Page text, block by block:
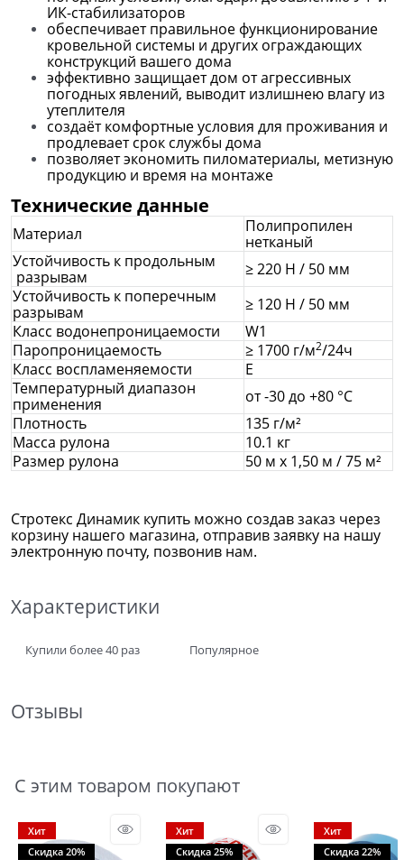
ИК-стабилизаторов
обеспечивает правильное функционирование
кровельной системы и других ограждающих
конструкций вашего дома
эффективно защищает дом от агрессивных
погодных явлений, выводит излишнею влагу из
утеплителя
создаёт комфортные условия для проживания и
продлевает срок службы дома
позволяет экономить пиломатериалы, метизную
продукцию и время на монтаже
Технические данные
Материал
Полипропилен
нетканый
Устойчивость к продольным
разрывам
≥ 220 Н / 50 мм
Устойчивость к поперечным
разрывам
≥ 120 Н / 50 мм
Класс водонепроницаемости
W1
Паропроницаемость
≥ 1700 г/м2/24ч
Класс воспламеняемости
Е
Температурный диапазон
применения
от -30 до +80 °C
Плотность
135 г/м²
Масса рулона
10.1 кг
Размер рулона
50 м x 1,50 м / 75 м²
Стротекс Динамик купить можно создав заказ через
корзину нашего магазина, отправив заявку на нашу
электронную почту, позвонив нам.
Характеристики
Купили более 40 раз Популярное
Отзывы
С этим товаром покупают
Хит
Скидка 20%
Хит
Скидка 25%
Хит
Скидка 22%